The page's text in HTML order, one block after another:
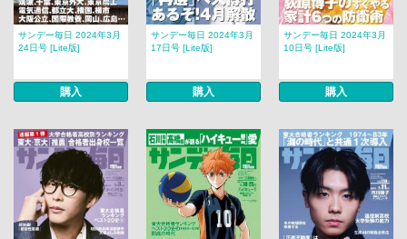
サンデー毎日 2024年3月
24日号 [Lite版]
購入
サンデー毎日 2024年3月
17日号 [Lite版]
購入
サンデー毎日 2024年3月
10日号 [Lite版]
購入